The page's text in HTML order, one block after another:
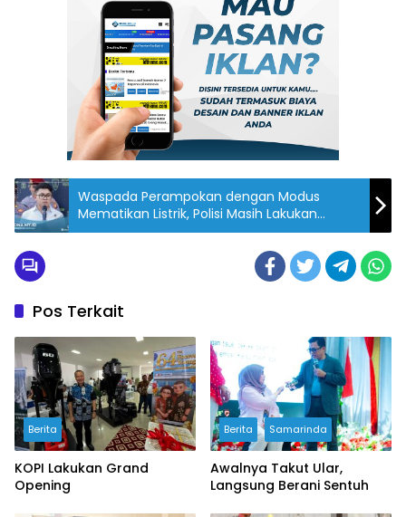
Waspada Perampokan dengan Modus
Mematikan Listrik, Polisi Masih Lakukan
Penyidikan
Pos Terkait
Berita
KOPI Lakukan Grand
Opening
Berita Samarinda
Awalnya Takut Ular,
Langsung Berani Sentuh